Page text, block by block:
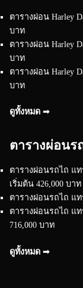
ตารางผ่อน Harley
บาท
ตารางผ่อน Harley
บาท
ตารางผ่อน Harley
บาท
ดูทั้งหมด ➟
ตารางผ่อนร
ตารางผ่อนรถไถ แท
เริ่มต้น 426,000 บาท
ตารางผ่อนรถไถ แท
ตารางผ่อนรถไถ แ
716,000 บาท
ดูทั้งหมด ➟